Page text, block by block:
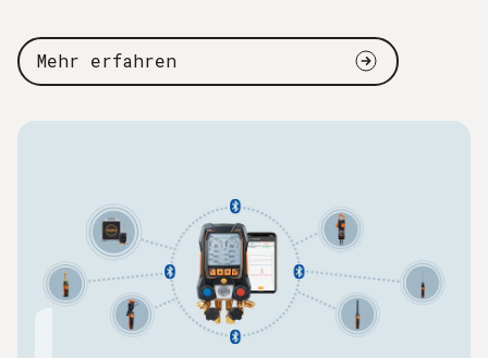
Mehr erfahren
Automatisches
Kabellose